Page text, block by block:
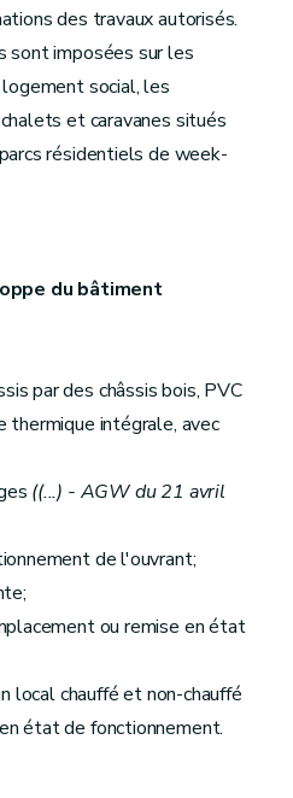
des travaux autorisés.
sont imposées sur les
social, les
et caravanes situés
résidentiels de week-
du bâtiment
par des châssis bois, PVC
thermique intégrale, avec
((...) - AGW du 21 avril
de l'ouvrant;
ou remise en état
local chauffé et non-chauffé
état de fonctionnement.